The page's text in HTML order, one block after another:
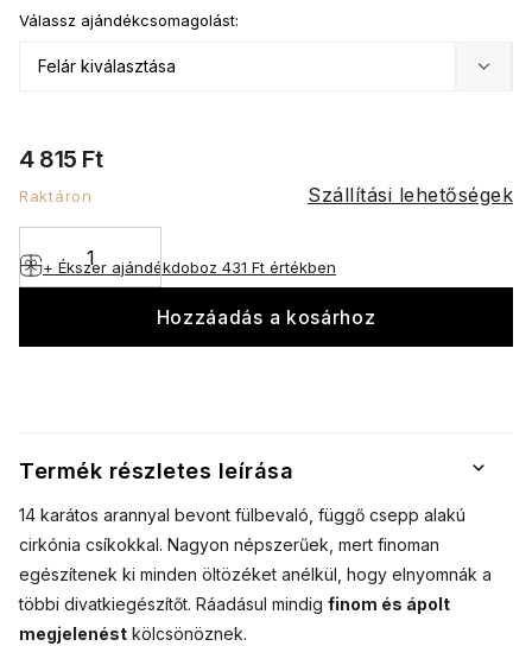
4 815 Ft
Raktáron Szállítási lehetőségek
Válassz ajándékcsomagolást:
Hozzáadás a kosárhoz
+ Ékszer ajándékdoboz 431 Ft értékben
Termék részletes leírása
14 karátos arannyal bevont fülbevaló, függő csepp alakú
cirkónia csíkokkal. Nagyon népszerűek, mert finoman
egészítenek ki minden öltözéket anélkül, hogy elnyomnák a
többi divatkiegészítőt. Ráadásul mindig finom és ápolt
megjelenést kölcsönöznek.